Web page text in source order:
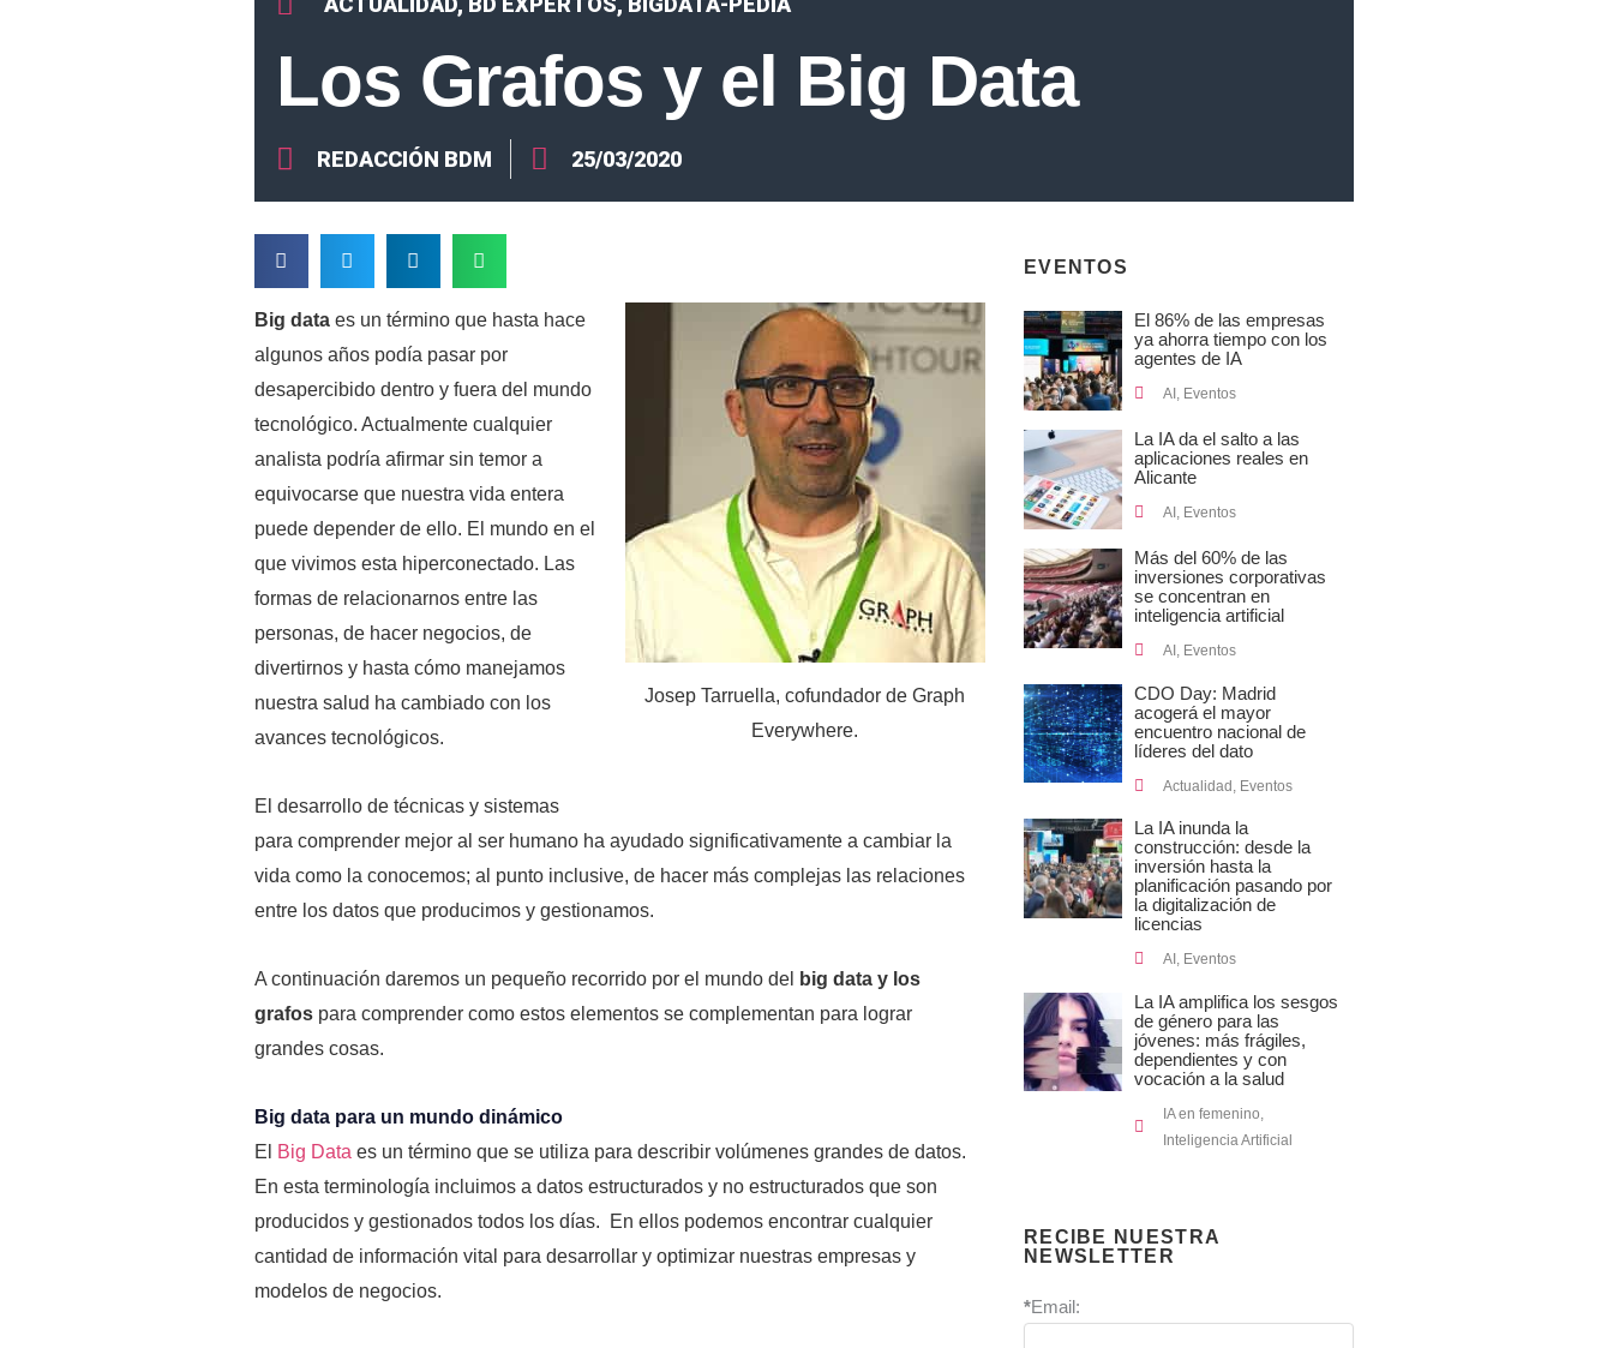
Los Grafos y el Big Data
REDACCIÓN BDM 25/03/2020
Josep Tarruella, cofundador de Graph
Everywhere.
Big data es un término que hasta hace
algunos años podía pasar por
desapercibido dentro y fuera del mundo
tecnológico. Actualmente cualquier
analista podría afirmar sin temor a
equivocarse que nuestra vida entera
puede depender de ello. El mundo en el
que vivimos esta hiperconectado. Las
formas de relacionarnos entre las
personas, de hacer negocios, de
divertirnos y hasta cómo manejamos
nuestra salud ha cambiado con los
avances tecnológicos.
El desarrollo de técnicas y sistemas
para comprender mejor al ser humano ha ayudado significativamente a cambiar la
vida como la conocemos; al punto inclusive, de hacer más complejas las relaciones
entre los datos que producimos y gestionamos.
A continuación daremos un pequeño recorrido por el mundo del
big data y los
grafos para comprender como estos elementos se complementan para lograr
grandes cosas.
Big data para un mundo dinámico
El
Big Data es un término que se utiliza para describir volúmenes grandes de datos.
En esta terminología incluimos a datos estructurados y no estructurados que son
producidos y gestionados todos los días. En ellos podemos encontrar cualquier
cantidad de información vital para desarrollar y optimizar nuestras empresas y
modelos de negocios.
EVENTOS
El 86% de las empresas
ya ahorra tiempo con los
agentes de IA
AI , Eventos
La IA da el salto a las
aplicaciones reales en
Alicante
AI , Eventos
Más del 60% de las
inversiones corporativas
se concentran en
inteligencia artificial
AI , Eventos
CDO Day: Madrid
acogerá el mayor
encuentro nacional de
líderes del dato
Actualidad Eventos
La IA inunda la
construcción: desde la
inversión hasta la
planificación pasando por
la digitalización de
licencias
AI , Eventos
La IA amplifica los sesgos
de género para las
jóvenes: más frágiles,
dependientes y con
vocación a la salud
IA en femenino
Inteligencia Artificial
RECIBE NUESTRA
NEWSLETTER
*Email: